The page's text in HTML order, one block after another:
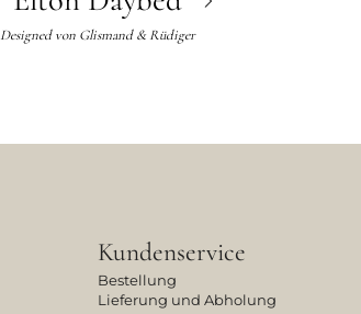
Designed von Glismand & Rüdiger
Kundenservice
Bestellung
Lieferung und Abholung